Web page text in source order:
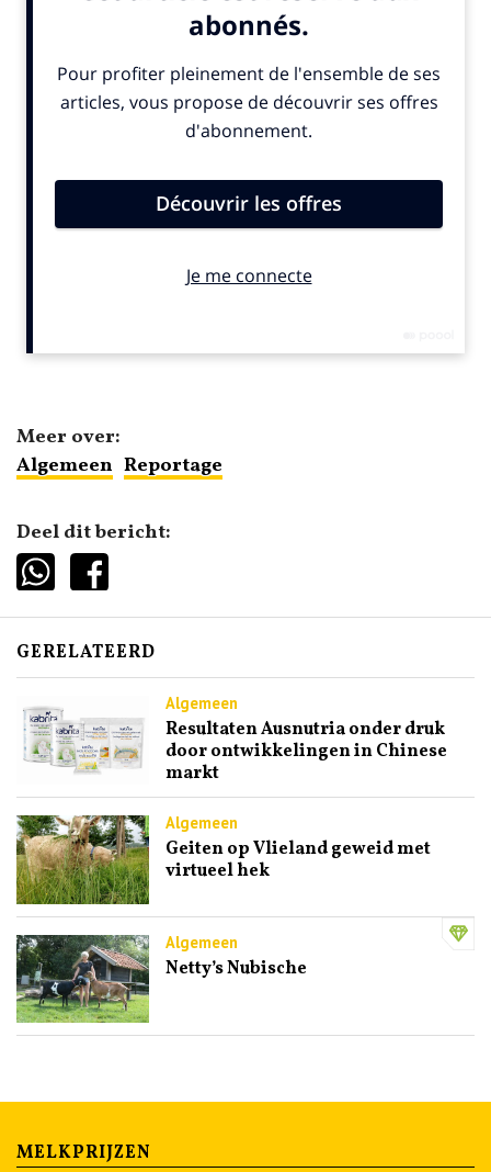
Meer over:
Algemeen Reportage
Deel dit bericht:
GERELATEERD
Algemeen
Resultaten Ausnutria onder druk
door ontwikkelingen in Chinese
markt
Algemeen
Geiten op Vlieland geweid met
virtueel hek
Algemeen
Netty’s Nubische
MELKPRIJZEN